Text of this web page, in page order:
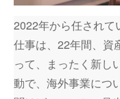
2022年から任され
仕事は、22年間、資
って、まったく新し
動で、海外事業につ